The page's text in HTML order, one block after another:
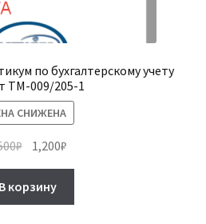
по бухгалтерскому учету
ТМ-009/205-1
СНИЖЕНА
₽ Первоначальная
составляла
1,500₽.
1,200₽
В корзину